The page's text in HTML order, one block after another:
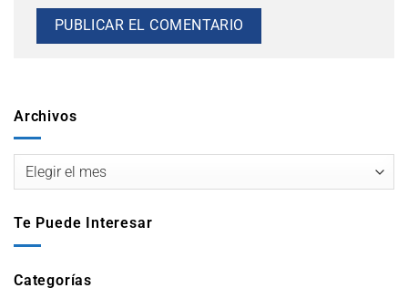
Archivos
Te Puede Interesar
Categorías